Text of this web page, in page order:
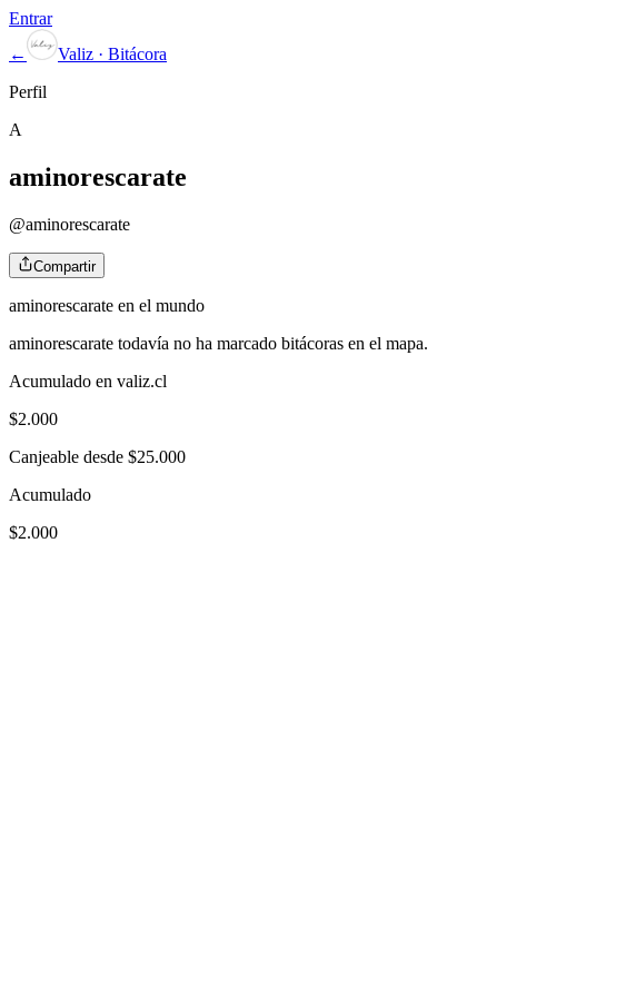
Entrar
←
Valiz · Bitácora
Perfil
A
aminorescarate
@aminorescarate
Compartir
aminorescarate en el mundo
aminorescarate todavía no ha marcado bitácoras en el mapa.
Acumulado en valiz.cl
$2.000
Canjeable desde $25.000
Acumulado
$2.000